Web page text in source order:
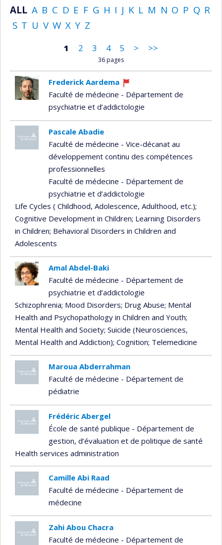
ALL A B C D E F G H I J K L M N O P Q R
S T U V W X Y Z
1 2 3 4 5 > >>
36 pages
Frederick Aardema
Currently
recruiting
Faculté de médecine - Département de
psychiatrie et d’addictologie
Pascale Abadie
Faculté de médecine - Vice-décanat au
développement continu des compétences
professionnelles
Faculté de médecine - Département de
psychiatrie et d’addictologie
Life Cycles ( Childhood, Adolescence, Adulthood, etc.);
Cognitive Development in Children; Learning Disorders
in Children; Behavioral Disorders in Children and
Adolescents
Amal Abdel-Baki
Faculté de médecine - Département de
psychiatrie et d’addictologie
Schizophrenia; Mood Disorders; Drug Abuse; Mental
Health and Psychopathology in Children and Youth;
Mental Health and Society; Suicide (Neurosciences,
Mental Health and Addiction); Cognition; Telemedicine
Maroua Abderrahman
Faculté de médecine - Département de
pédiatrie
Frédéric Abergel
École de santé publique - Département de
gestion, d’évaluation et de politique de santé
Health services administration
Camille Abi Raad
Faculté de médecine - Département de
médecine
Zahi Abou Chacra
Faculté de médecine - Département de